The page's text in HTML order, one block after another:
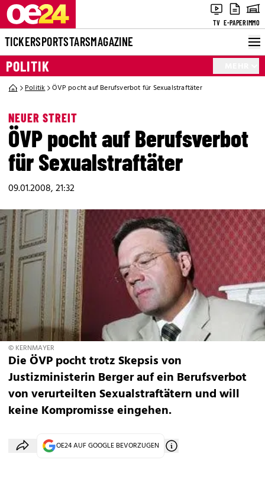
TV E-PAPERIMMO
TICKERSPORTSTARSMAGAZINE
POLITIK
Politik ÖVP pocht auf Berufsverbot für Sexualstraftäter
NEUER STREIT
ÖVP pocht auf Berufsverbot
für Sexualstraftäter
09.01.2008, 21:32
© KERNMAYER
Die ÖVP pocht trotz Skepsis von
Justizministerin Berger auf ein Berufsverbot
von verurteilten Sexualstraftätern und will
keine Kompromisse eingehen.
OE24 AUF GOOGLE BEVORZUGEN